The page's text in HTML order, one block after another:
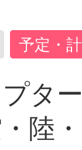
予定・
タ
陸